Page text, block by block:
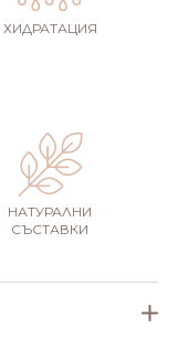
ХИДРАТАЦИЯ
НАТУРАЛНИ
СЪСТАВКИ